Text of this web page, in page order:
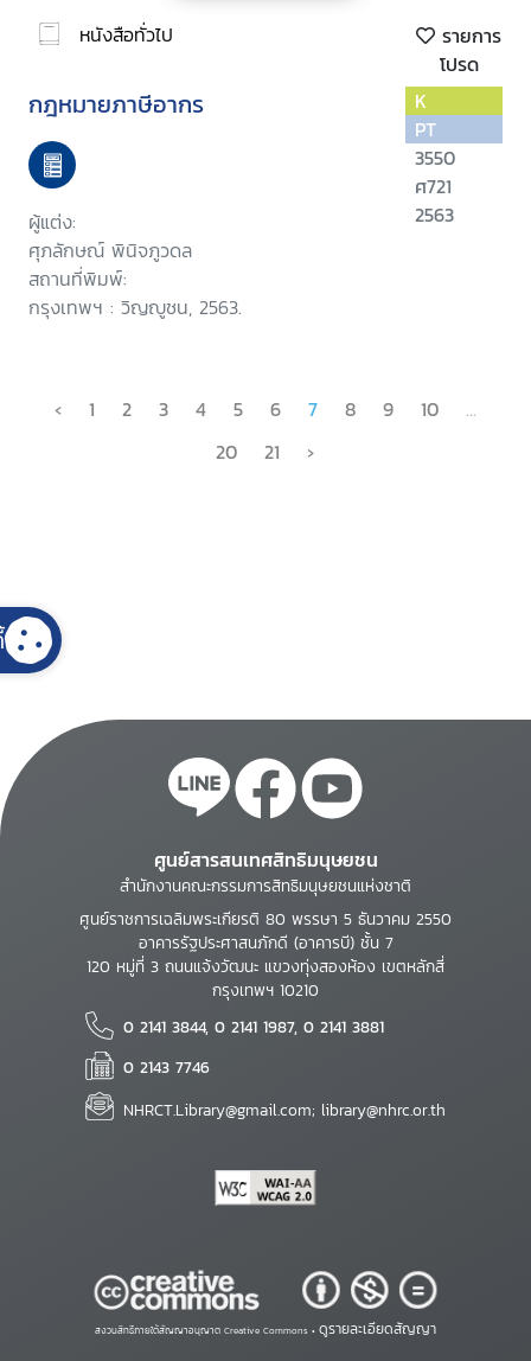
หนังสือทั่วไป
รายการ
โปรด
กฎหมายภาษีอากร
ผู้แต่ง:
ศุภลักษณ์ พินิจภูวดล
สถานที่พิมพ์:
กรุงเทพฯ : วิญญูชน, 2563.
K
PT
3550
ศ721
2563
‹ 1 2 3 4 5 6 7 8 9 10
...
20
21 ›
ศูนย์สารสนเทศสิทธิมนุษยชน
สำนักงานคณะกรรมการสิทธิมนุษยชนแห่งชาติ
ศูนย์ราชการเฉลิมพระเกียรติ 80 พรรษา 5 ธันวาคม 2550
อาคารรัฐประศาสนภักดี (อาคารบี) ชั้น 7
120 หมู่ที่ 3 ถนนแจ้งวัฒนะ แขวงทุ่งสองห้อง เขตหลักสี่
กรุงเทพฯ 10210
0 2141 3844, 0 2141 1987, 0 2141 3881
0 2143 7746
NHRCT.Library@gmail.com; library@nhrc.or.th
สงวนสิทธิ์ภายใต้สัญญาอนุญาต Creative Commons • ดูรายละเอียดสัญญา